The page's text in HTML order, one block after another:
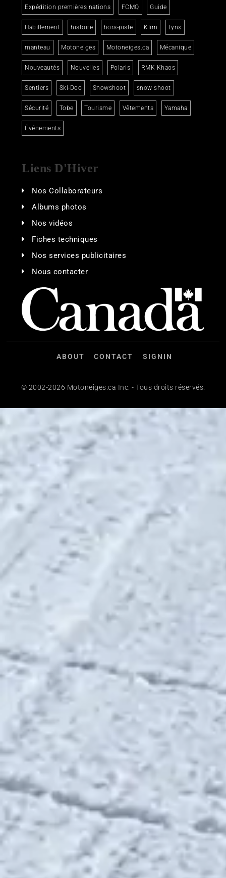
Expédition premières nations FCMQ Guide
Habillement histoire hors-piste Klim Lynx
manteau Motoneiges Motoneiges.ca Mécanique
Nouveautés Nouvelles Polaris RMK Khaos
Sentiers Ski-Doo Snowshoot snow shoot
Sécurité Tobe Tourisme Vêtements Yamaha
Événements
Liens D'Hiver
Nos Collaborateurs
Albums photos
Nos vidéos
Fiches techniques
Nos services publicitaires
Nous contacter
ABOUT CONTACT SIGNIN
© 2002-2026 Motoneiges.ca Inc. - Tous droits réservés.